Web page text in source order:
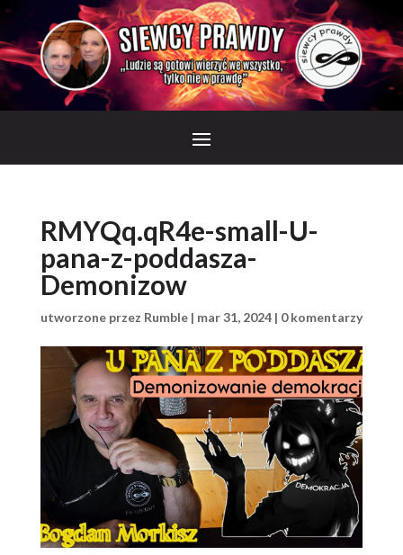
RMYQq.qR4e-small-U-
pana-z-poddasza-
Demonizow
utworzone przez Rumble| mar 31, 2024| 0 komentarzy